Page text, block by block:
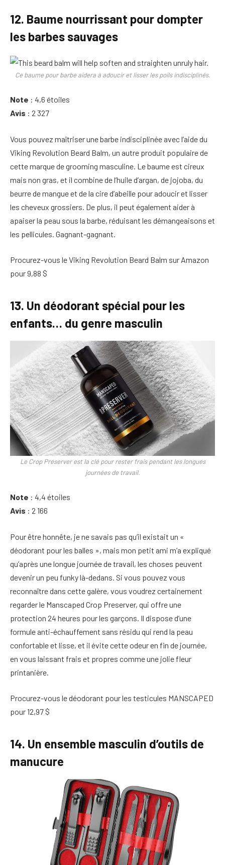
12. Baume nourrissant pour dompter
les barbes sauvages
Ce baume pour barbe aidera à adoucir et lisser les poils indisciplinés.
Note : 4,6 étoiles
Avis : 2 327
Vous pouvez maîtriser une barbe indisciplinée avec l’aide du
Viking Revolution Beard Balm, un autre produit populaire de
cette marque de grooming masculine. Le baume est cireux
mais non gras, et il combine de l’huile d’argan, de jojoba, du
beurre de mangue et de la cire d’abeille pour adoucir et lisser
les cheveux grossiers. De plus, il peut également aider à
apaiser la peau sous la barbe, réduisant les démangeaisons et
les pellicules. Gagnant-gagnant.
Procurez-vous le Viking Revolution Beard Balm sur Amazon
pour 9,88 $
13. Un déodorant spécial pour les
enfants… du genre masculin
Le Crop Preserver est la clé pour rester frais pendant les longues
journées de travail.
Note : 4,4 étoiles
Avis : 2 166
Pour être honnête, je ne savais pas qu’il existait un «
déodorant pour les balles », mais mon petit ami m’a expliqué
qu’après une longue journée de travail, les choses peuvent
devenir un peu funky là-dedans. Si vous pouvez vous
reconnaître dans cette galère, vous voudrez certainement
regarder le Manscaped Crop Preserver, qui offre une
protection 24 heures pour les garçons. Il dispose d’une
formule anti-échauffement sans résidu qui rend la peau
confortable et lisse, et il évite cette odeur en fin de journée,
en vous laissant frais et propres comme une jolie fleur
printanière.
Procurez-vous le déodorant pour les testicules MANSCAPED
pour 12,97 $
14. Un ensemble masculin d’outils de
manucure